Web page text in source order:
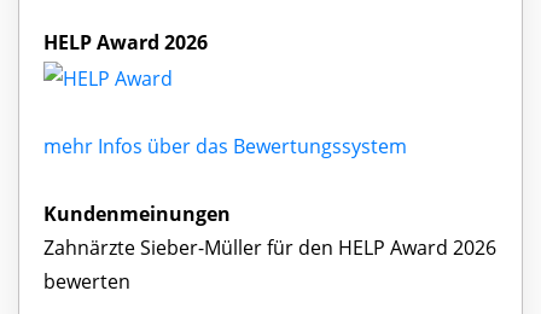
HELP Award 2026
mehr Infos über das Bewertungssystem
Kundenmeinungen
Zahnärzte Sieber-Müller für den HELP Award 2026
bewerten